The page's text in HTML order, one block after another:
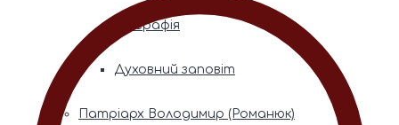
Біографія
Духовний заповіт
Патріарх Володимир (Романюк)